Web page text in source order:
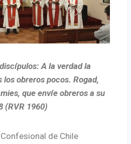
A la verdad la
los obreros pocos. Rogad,
que envíe obreros a su
(RVR 1960)
de Chile